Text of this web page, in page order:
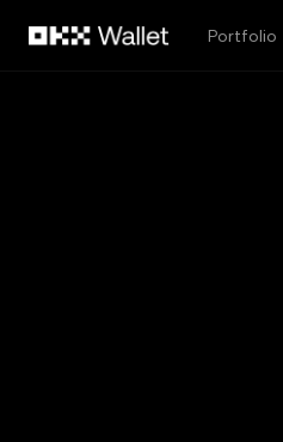
Portfolio